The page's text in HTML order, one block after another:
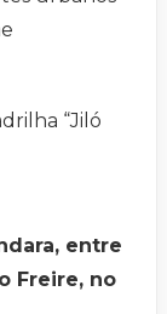
“Jiló
entre
Freire, no